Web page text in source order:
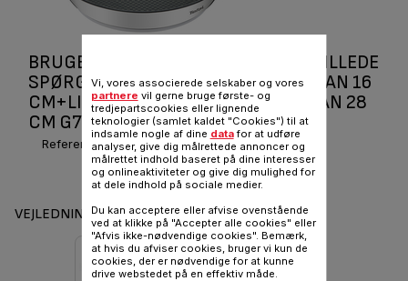
BRUGERVEJLEDNINGER OG OFTE STILLEDE
SPØRGSMÅL COOK & COOL SAUCEPAN 16
CM+LID STEWPOT 20 CM+LID FRYPAN 28
CM G715S514
Reference :G715S514
VEJLEDNINGER OG GARANTI
Vi, vores associerede selskaber og vores
partnere vil gerne bruge første- og
tredjepartscookies eller lignende
teknologier (samlet kaldet "Cookies") til at
indsamle nogle af dine datafor at udføre
analyser, give dig målrettede annoncer og
målrettet indhold baseret på dine interesser
og onlineaktiviteter og give dig mulighed for
at dele indhold på sociale medier.
Du kan acceptere eller afvise ovenstående
ved at klikke på "Accepter alle cookies" eller
"Afvis ikke-nødvendige cookies". Bemærk,
at hvis du afviser cookies, bruger vi kun de
cookies, der er nødvendige for at kunne
drive webstedet på en effektiv måde.